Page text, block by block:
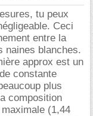
tu peux
Ceci
entre la
naines blanches.
approx est un
constante
plus
composition
(1,44